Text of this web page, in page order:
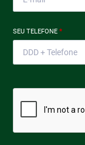
SEU TELEFONE*